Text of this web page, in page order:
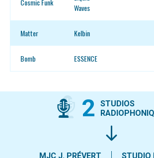
Cosmic Funk
Waves
Matter Kelbin
Bomb ESSENCE
2
STUDIOS
MJC J. PRÉVERT STUDIO